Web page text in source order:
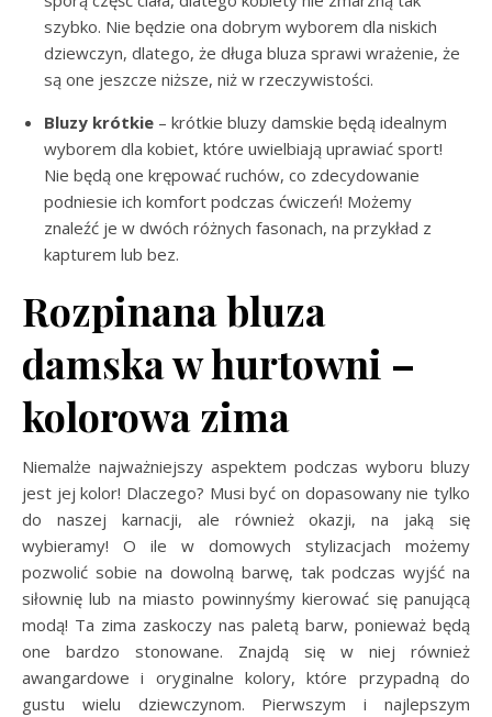
szybko. Nie będzie ona dobrym wyborem dla niskich
dziewczyn, dlatego, że długa bluza sprawi wrażenie, że
są one jeszcze niższe, niż w rzeczywistości.
Bluzy krótkie – krótkie bluzy damskie będą idealnym
wyborem dla kobiet, które uwielbiają uprawiać sport!
Nie będą one krępować ruchów, co zdecydowanie
podniesie ich komfort podczas ćwiczeń! Możemy
znaleźć je w dwóch różnych fasonach, na przykład z
kapturem lub bez.
Rozpinana bluza
damska w hurtowni –
kolorowa zima
Niemalże najważniejszy aspektem podczas wyboru bluzy
jest jej kolor! Dlaczego? Musi być on dopasowany nie tylko
do naszej karnacji, ale również okazji, na jaką się
wybieramy! O ile w domowych stylizacjach możemy
pozwolić sobie na dowolną barwę, tak podczas wyjść na
siłownię lub na miasto powinnyśmy kierować się panującą
modą! Ta zima zaskoczy nas paletą barw, ponieważ będą
one bardzo stonowane. Znajdą się w niej również
awangardowe i oryginalne kolory, które przypadną do
gustu wielu dziewczynom. Pierwszym i najlepszym